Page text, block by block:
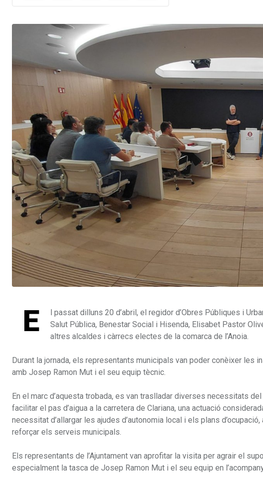
E
l passat dilluns 20 d’abril, el regidor d’Obres Públiques i
Salut Pública, Benestar Social i Hisenda, Elisabet Pastor
altres alcaldes i càrrecs electes de la comarca de l’Anoia.
Durant la jornada, els representants municipals van poder conèixer les
amb Josep Ramon Mut i el seu equip tècnic.
En el marc d’aquesta trobada, es van traslladar diverses necessitats
facilitar el pas d’aigua a la carretera de Clariana, una actuació
necessitat d’allargar les ajudes d’autonomia local i els plans
reforçar els serveis municipals.
Els representants de l’Ajuntament van aprofitar la visita per agrair el
especialment la tasca de Josep Ramon Mut i el seu equip en